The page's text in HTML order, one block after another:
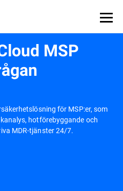
MSP
för MSP:er, som
hotförebyggande och
MDR-tjänster 24/7.